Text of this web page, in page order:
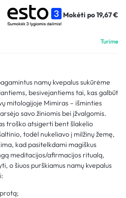
Mokėti po19,67€
Turime
namų kvepalus sukūrėme
besivejantiems tai, kas galbūt
mitologijoje Mimiras – išminties
savo žiniomis bei įžvalgomis.
troško atsigerti bent šlakelio
todėl nukeliavo į milžinų žemę,
kad pasitelkdami magiškus
meditacijos/afirmacijos ritualą,
o šiuos purškiamus namų kvepalus